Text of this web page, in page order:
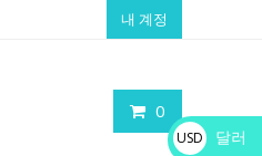
내 계정
0
USD
달러